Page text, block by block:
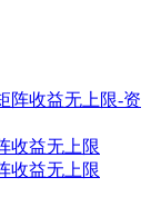
收益无上限
收益无上限